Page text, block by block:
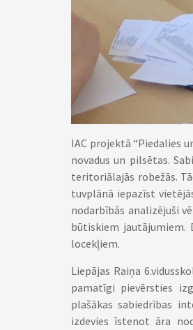
IAC projektā “Piedalies
novadus un pilsētas.
teritoriālajās robežās.
tuvplānā iepazīst
nodarbībās analizējuši
būtiskiem jautājumiem.
locekļiem.
Liepājas Raiņa
pamatīgi pievērsties
plašākas sabiedrības
izdevies īstenot āra